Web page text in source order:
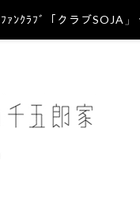
ﾌｧﾝｸﾗﾌﾞ「クラブSOJA」